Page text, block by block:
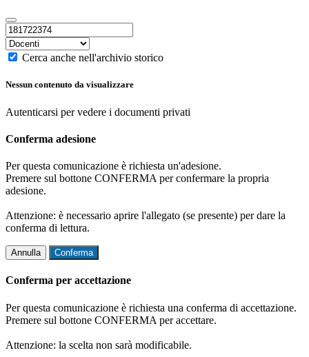
Cerca anche nell'archivio storico
Nessun contenuto da visualizzare
Autenticarsi per vedere i documenti privati
Conferma adesione
Per questa comunicazione è richiesta un'adesione.
Premere sul bottone CONFERMA per confermare la propria
adesione.
Attenzione: è necessario aprire l'allegato (se presente) per dare la
conferma di lettura.
Annulla Conferma
Conferma per accettazione
Per questa comunicazione è richiesta una conferma di accettazione.
Premere sul bottone CONFERMA per accettare.
Attenzione: la scelta non sarà modificabile.